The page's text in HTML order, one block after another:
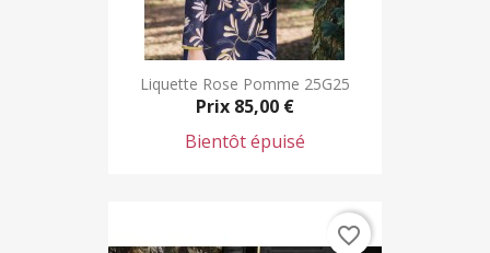
Liquette Rose Pomme 25G25
Prix 85,00 €
Bientôt épuisé
favorite_border